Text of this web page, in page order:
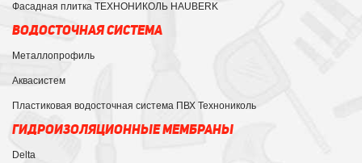
Фасадная плитка ТЕХНОНИКОЛЬ HAUBERK
ВОДОСТОЧНАЯ СИСТЕМА
Металлопрофиль
Аквасистем
Пластиковая водосточная система ПВХ Технониколь
ГИДРОИЗОЛЯЦИОННЫЕ МЕМБРАНЫ
Delta